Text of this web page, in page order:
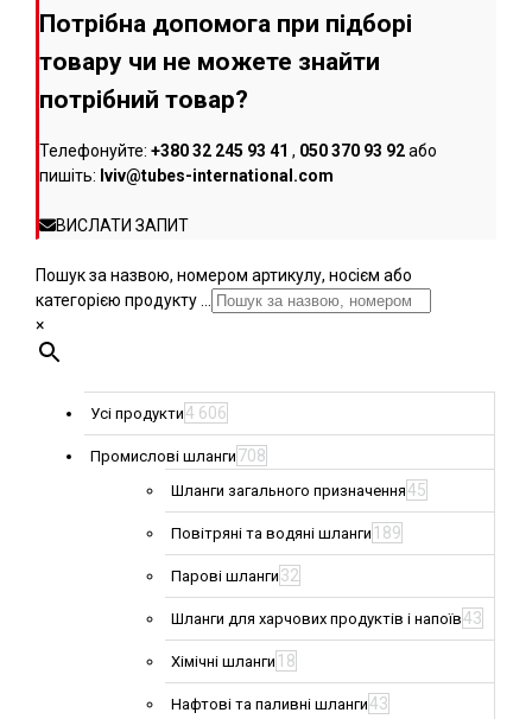
Потрібна допомога при підборі
товару чи не можете знайти
потрібний товар?
Телефонуйте: +380 32 245 93 41 , 050 370 93 92або
пишіть: lviv@tubes-international.com
ВИСЛАТИ ЗАПИТ
Пошук за назвою, номером артикулу, носієм або
категорією продукту ...
×
Усі продукти4 606
Промислові шланги 708
Шланги загального призначення45
Повітряні та водяні шланги 189
Парові шланги 32
Шланги для харчових продуктів і напоїв43
Хімічні шланги 18
Нафтові та паливні шланги43